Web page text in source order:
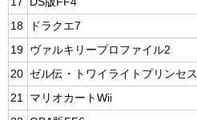
18
ドラクエ7
19 ヴァルキリープロファイル2
20 ゼル伝・トワイライトプリンセス
21 マリオカートWii